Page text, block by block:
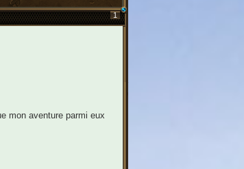
1
mon aventure parmi eux